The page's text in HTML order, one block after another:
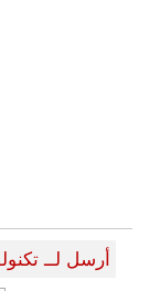
أرسل لــ